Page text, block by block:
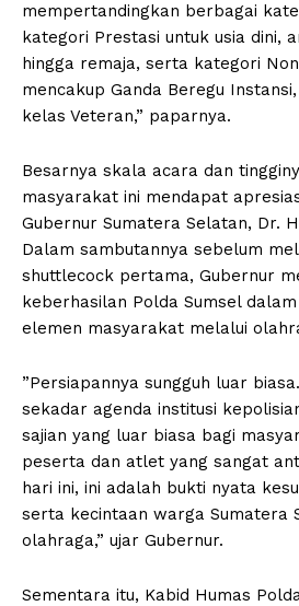
mempertandingkan berbagai
kategori Prestasi untuk usia dini,
hingga remaja, serta kategori
mencakup Ganda Beregu
kelas Veteran,” paparnya.
​Besarnya skala acara dan
masyarakat ini mendapat
Gubernur Sumatera Selatan, Dr.
Dalam sambutannya sebelum
shuttlecock pertama, Gubernur
keberhasilan Polda Sumsel
elemen masyarakat melalui
​”Persiapannya sungguh luar
sekadar agenda institusi
sajian yang luar biasa bagi
peserta dan atlet yang sangat
hari ini, ini adalah bukti nyata
serta kecintaan warga Sumatera
olahraga,” ujar Gubernur.
​Sementara itu, Kabid Humas